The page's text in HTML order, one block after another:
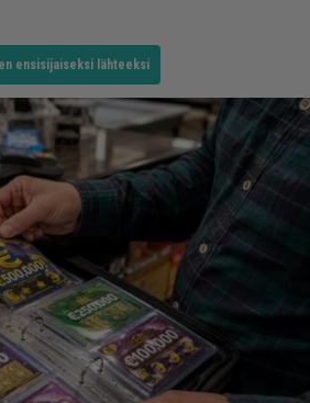
ensisijaiseksi lähteeksi